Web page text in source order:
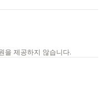
을 제공하지 않습니다.